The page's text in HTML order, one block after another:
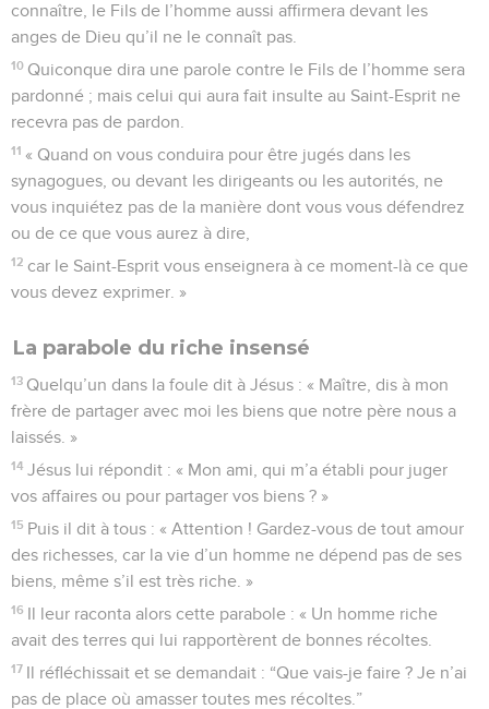
connaître, le Fils de l’homme aussi affirmera devant les
anges de Dieu qu’il ne le connaît pas.
10 Quiconque dira une parole contre le Fils de l’homme sera
pardonné ; mais celui qui aura fait insulte au Saint-Esprit ne
recevra pas de pardon.
11 « Quand on vous conduira pour être jugés dans les
synagogues, ou devant les dirigeants ou les autorités, ne
vous inquiétez pas de la manière dont vous vous défendrez
ou de ce que vous aurez à dire,
12 car le Saint-Esprit vous enseignera à ce moment-là ce que
vous devez exprimer. »
La parabole du riche insensé
13 Quelqu’un dans la foule dit à Jésus : « Maître, dis à mon
frère de partager avec moi les biens que notre père nous a
laissés. »
14 Jésus lui répondit : « Mon ami, qui m’a établi pour juger
vos affaires ou pour partager vos biens ? »
15 Puis il dit à tous : « Attention ! Gardez-vous de tout amour
des richesses, car la vie d’un homme ne dépend pas de ses
biens, même s’il est très riche. »
16 Il leur raconta alors cette parabole : « Un homme riche
avait des terres qui lui rapportèrent de bonnes récoltes.
17 Il réfléchissait et se demandait : “Que vais-je faire ? Je n’ai
pas de place où amasser toutes mes récoltes.”